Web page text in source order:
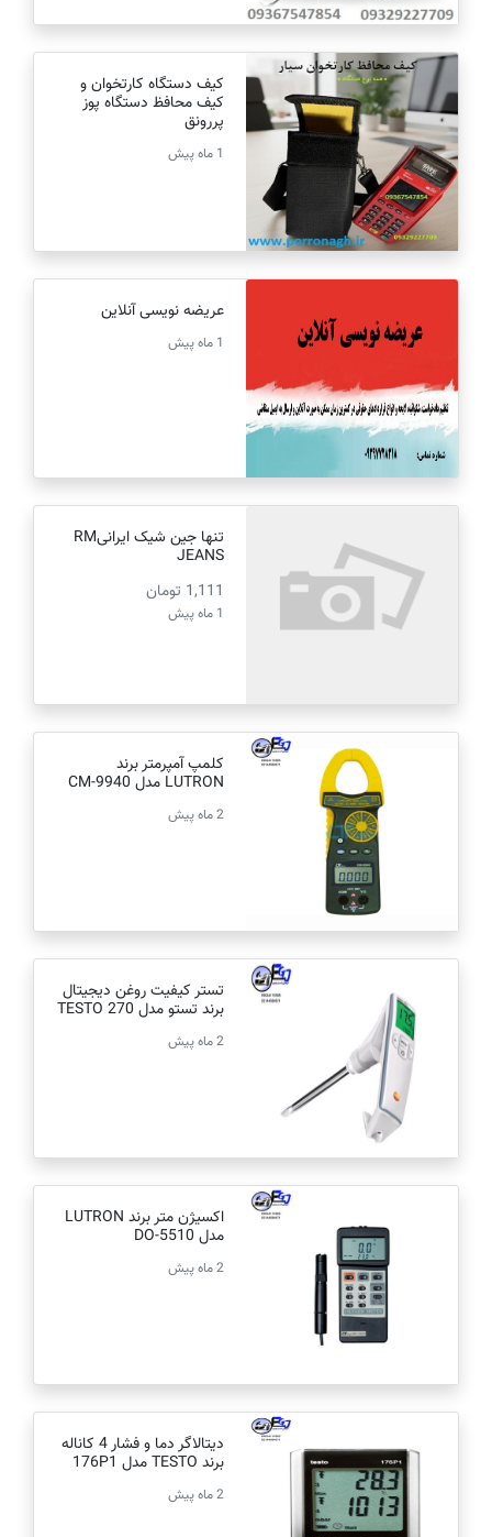
کیف دستگاه کارتخوان و
کیف محافظ دستگاه پوز
پررونق
1 ماه پیش
عریضه نویسی آنلاین
1 ماه پیش
تنها جین شیک ایرانیRM
JEANS
1,111 تومان
1 ماه پیش
کلمپ آمپرمتر برند
LUTRON مدل CM-9940
2 ماه پیش
تستر کیفیت روغن دیجیتال
برند تستو مدل TESTO 270
2 ماه پیش
اکسیژن متر برند LUTRON
مدل DO-5510
2 ماه پیش
دیتالاگر دما و فشار 4 کاناله
برند TESTO مدل 176P1
2 ماه پیش